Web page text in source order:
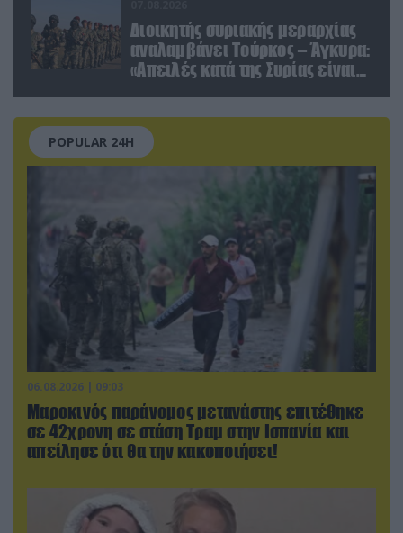
Διοικητής συριακής μεραρχίας
αναλαμβάνει Τούρκος – Άγκυρα:
«Απειλές κατά της Συρίας είναι
POPULAR 24H
06.08.2026 | 09:03
Μαροκινός παράνομος μετανάστης επιτέθηκε
σε 42χρονη σε στάση Τραμ στην Ισπανία και
απείλησε ότι θα την κακοποιήσει!